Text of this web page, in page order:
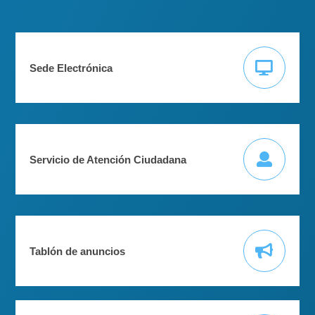
Sede Electrónica
Servicio de Atención Ciudadana
Tablón de anuncios